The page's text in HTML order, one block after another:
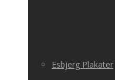
Esbjerg Plakater